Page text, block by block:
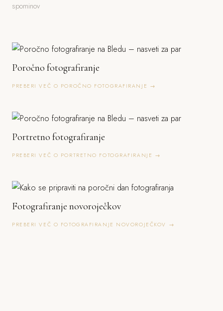
spominov
Poročno fotografiranje
PREBERI VEČ O POROČNO FOTOGRAFIRANJE →
Portretno fotografiranje
PREBERI VEČ O PORTRETNO FOTOGRAFIRANJE →
Fotografiranje novoroječkov
PREBERI VEČ O FOTOGRAFIRANJE NOVOROJEČKOV →